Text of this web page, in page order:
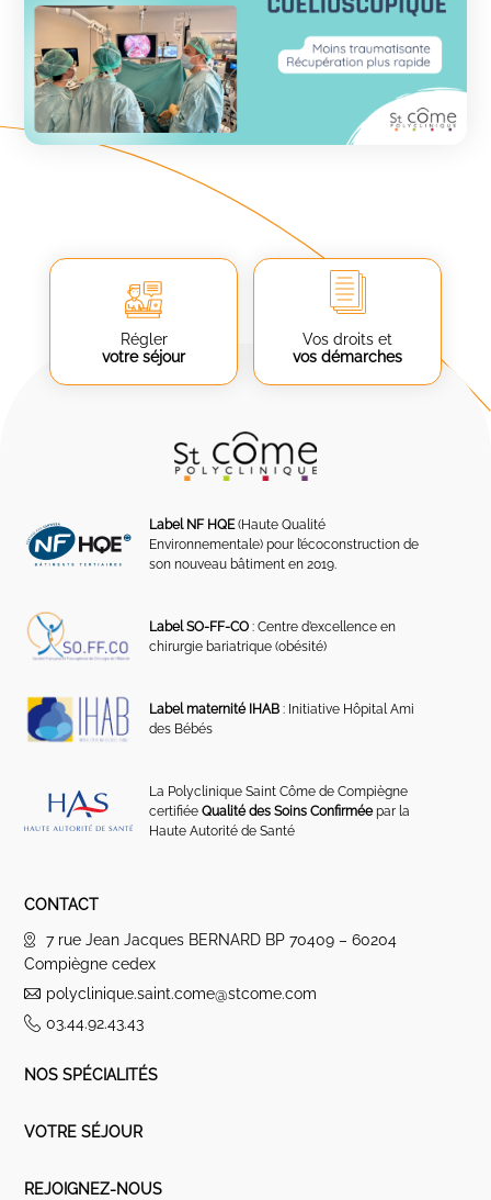
Régler
votre séjour
Vos droits et
vos démarches
Label NF HQE(Haute Qualité
Environnementale) pour l’écoconstruction de
son nouveau bâtiment en 2019.
Label SO-FF-CO : Centre d’excellence en
chirurgie bariatrique (obésité)
Label maternité IHAB : Initiative Hôpital Ami
des Bébés
La Polyclinique Saint Côme de Compiègne
certifiéeQualité des Soins Confirméepar la
Haute Autorité de Santé
CONTACT
7 rue Jean Jacques BERNARD BP 70409 – 60204
Compiègne cedex
polyclinique.saint.come@stcome.com
03.44.92.43.43
NOS SPÉCIALITÉS
VOTRE SÉJOUR
REJOIGNEZ-NOUS